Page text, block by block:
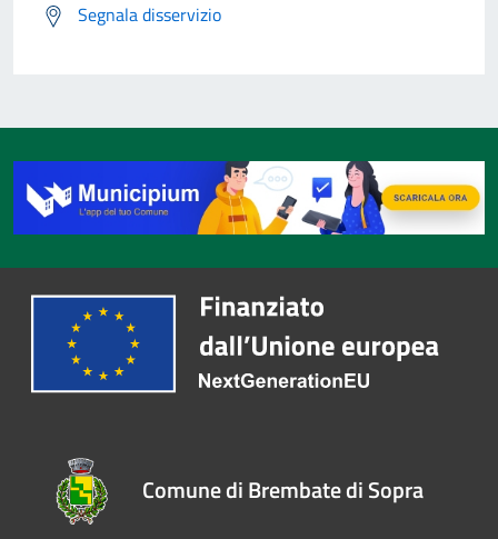
Segnala disservizio
Comune di Brembate di Sopra